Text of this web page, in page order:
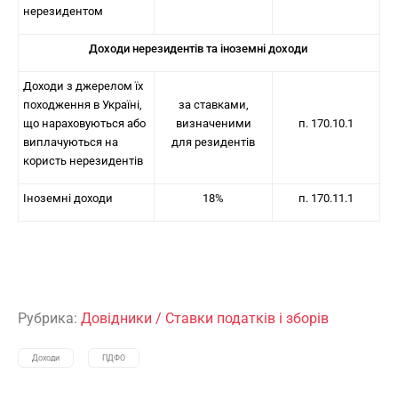
нерезидентом
Доходи нерезидентів та іноземні доходи
Доходи з джерелом їх
походження в Україні,
що нараховуються або
виплачуються на
користь нерезидентів
за ставками,
визначеними
для резидентів
п. 170.10.1
Іноземні доходи 18% п. 170.11.1
Рубрика: Довідники / Ставки податків і зборів
Доходи ПДФО